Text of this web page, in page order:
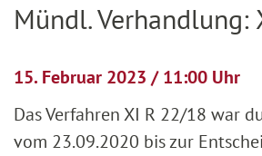
Mündl. Verhandlung:
15. Februar 2023 / 11:00 Uhr
Das Verfahren XI R 22/18 war
vom 23.09.2020 bis zur